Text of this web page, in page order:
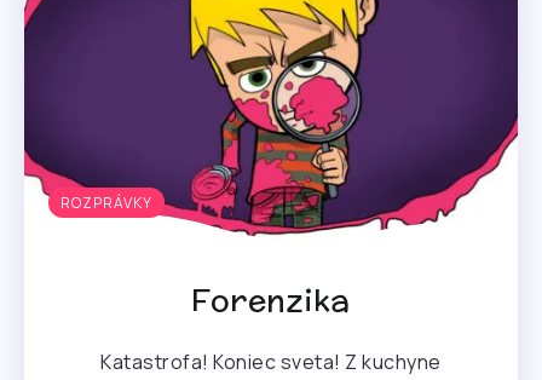
ROZPRÁVKY
Forenzika
Katastrofa! Koniec sveta! Z kuchyne